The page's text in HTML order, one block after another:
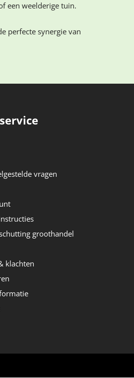
een weelderige tuin.
perfecte synergie van
vragen
groothandel
klachten